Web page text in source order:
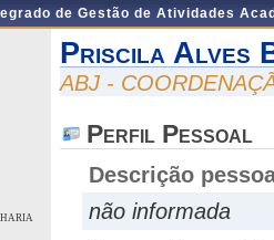
de Gestão de Atividades
Priscila Alves
ABJ -
Perfil Pessoal
Descrição
não informada